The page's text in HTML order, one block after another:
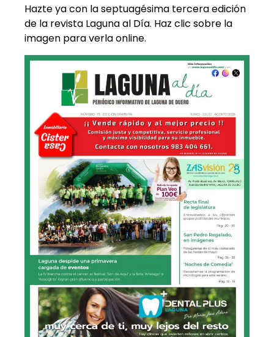
Hazte ya con la septuagésima tercera edición
de la revista Laguna al Día. Haz clic sobre la
imagen para verla online.